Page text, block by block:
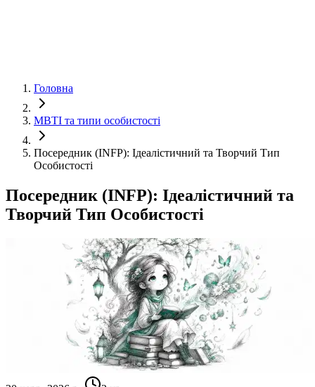
Головна
MBTI та типи особистості
Посередник (INFP): Ідеалістичний та Творчий Тип
Особистості
Посередник (INFP): Ідеалістичний та
Творчий Тип Особистості